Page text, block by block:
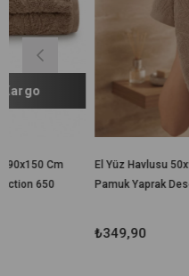
El Yüz Havlusu 50x90 Cm %100
Pamuk Yaprak Desenli Botanica